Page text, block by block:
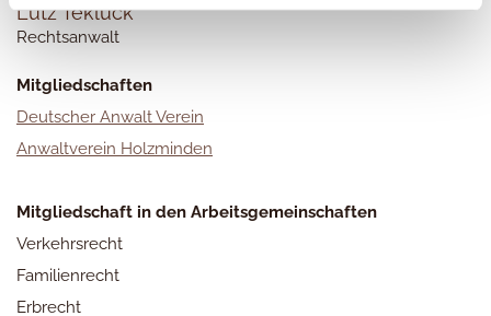
Lutz Tekluck
Rechtsanwalt
Mitgliedschaften
Deutscher Anwalt Verein
Anwaltverein Holzminden
Mitgliedschaft in den Arbeitsgemeinschaften
Verkehrsrecht
Familienrecht
Erbrecht